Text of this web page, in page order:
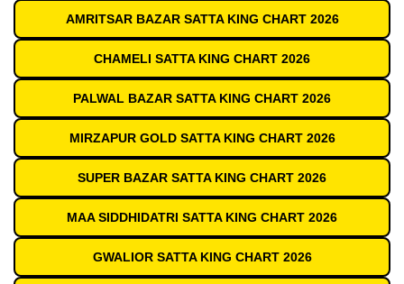
AMRITSAR BAZAR SATTA KING CHART 2026
CHAMELI SATTA KING CHART 2026
PALWAL BAZAR SATTA KING CHART 2026
MIRZAPUR GOLD SATTA KING CHART 2026
SUPER BAZAR SATTA KING CHART 2026
MAA SIDDHIDATRI SATTA KING CHART 2026
GWALIOR SATTA KING CHART 2026